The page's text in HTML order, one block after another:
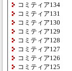
コミティア134
コミティア131
コミティア130
コミティア129
コミティア128
コミティア127
コミティア126
コミティア125